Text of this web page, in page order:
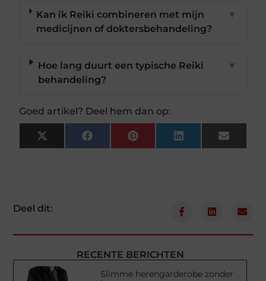
Kan ik Reiki combineren met mijn
medicijnen of doktersbehandeling?
▼
Hoe lang duurt een typische Reiki
behandeling?
▼
Goed artikel? Deel hem dan op:
X
(Twitter)
FacebookPinterestLinkedInEmail
Deel dit:
RECENTE BERICHTEN
Slimme herengarderobe zonder